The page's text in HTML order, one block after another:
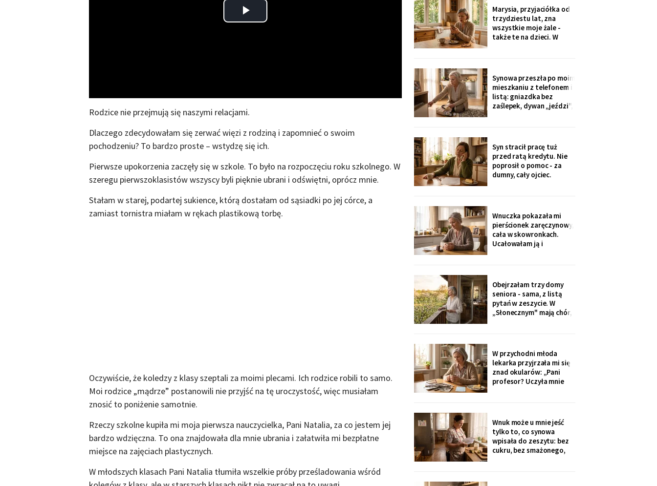
Play
Rodzice nie przejmują się naszymi relacjami.
Dlaczego zdecydowałam się zerwać więzi z rodziną i zapomnieć o swoim
pochodzeniu? To bardzo proste – wstydzę się ich.
Pierwsze upokorzenia zaczęły się w szkole. To było na rozpoczęciu roku szkolnego. W
szeregu pierwszoklasistów wszyscy byli pięknie ubrani i odświętni, oprócz mnie.
Stałam w starej, podartej sukience, którą dostałam od sąsiadki po jej córce, a
zamiast tornistra miałam w rękach plastikową torbę.
Oczywiście, że koledzy z klasy szeptali za moimi plecami. Ich rodzice robili to samo.
Moi rodzice „mądrze” postanowili nie przyjść na tę uroczystość, więc musiałam
znosić to poniżenie samotnie.
Rzeczy szkolne kupiła mi moja pierwsza nauczycielka, Pani Natalia, za co jestem jej
bardzo wdzięczna. To ona znajdowała dla mnie ubrania i załatwiła mi bezpłatne
miejsce na zajęciach plastycznych.
W młodszych klasach Pani Natalia tłumiła wszelkie próby prześladowania wśród
Dwadzieścia lat woziłam
im niedzielne obiady.
Karton stoi w
przedpokoju trzeci dzień
- nie
Marysia, przyjaciółka od
trzydziestu lat, zna
wszystkie moje żale -
także te na dzieci. W
córki, siedziała Marysia.
Mnie nie zaproszono.
Córka wyjaśniła krótko:
„Marysia tak
Synowa przeszła po moim
mieszkaniu z telefonem i
listą: gniazdka bez
zaślepek, dywan „jeździ",
przywozić". Zaślepki
kupiłam w poniedziałek.
Własną trójkę
wychowałam bez ani
jednej.
Syn stracił pracę tuż
przed ratą kredytu. Nie
poprosił o pomoc - za
dumny, cały ojciec.
prezent ślubny".
Wieczorem zadzwonił i
długo milczał w
słuchawce - pierwszy raz
od lat
Wnuczka pokazała mi
pierścionek zaręczynowy,
cała w skowronkach.
Ucałowałam ją i
go nie zamykaj". Zdziwiła
się, mama się obruszyła.
Kiedyś zrozumie - ja
zrozumiałam o
czterdzieści lat za
Obejrzałam trzy domy
seniora - sama, z listą
pytań w zeszycie. W
„Słonecznym" mają chór,
widokiem na sad i
podpisałam papiery.
Dzieciom powiem po
fakcie - niech raz
dowiedzą się ostatnie.
W przychodni młoda
lekarka przyjrzała mi się
znad okularów: „Pani
profesor? Uczyła mnie
ucałowała w oba policzki.
Córka wieczorem
zapytała tylko, czy przy
okazji wzięłam receptę
na
Wnuk może u mnie jeść
tylko to, co synowa
wpisała do zeszytu: bez
cukru, bez smażonego,